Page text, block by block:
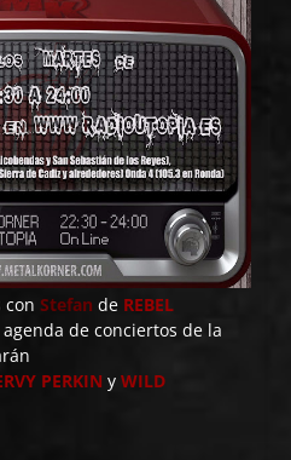
conStefan de REBEL
de conciertos de la
PERKIN y WILD